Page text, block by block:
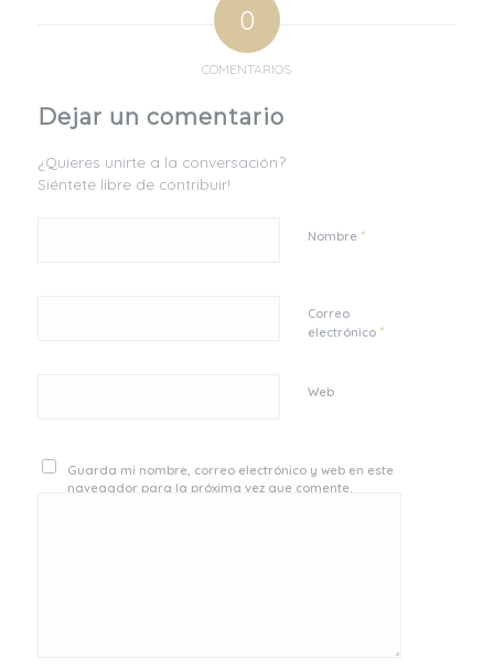
0
COMENTARIOS
Dejar un comentario
¿Quieres unirte a la conversación?
Siéntete libre de contribuir!
Nombre *
Correo
electrónico *
Web
Guarda mi nombre, correo electrónico y web en este
navegador para la próxima vez que comente.